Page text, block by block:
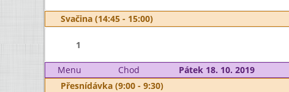
Svačina (14:45 - 15:00)
1
Menu Chod
Pátek 18. 10. 2019
Přesnídávka (9:00 - 9:30)